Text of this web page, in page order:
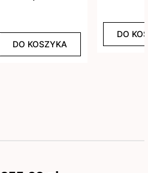
DO KOSZYKA
DO